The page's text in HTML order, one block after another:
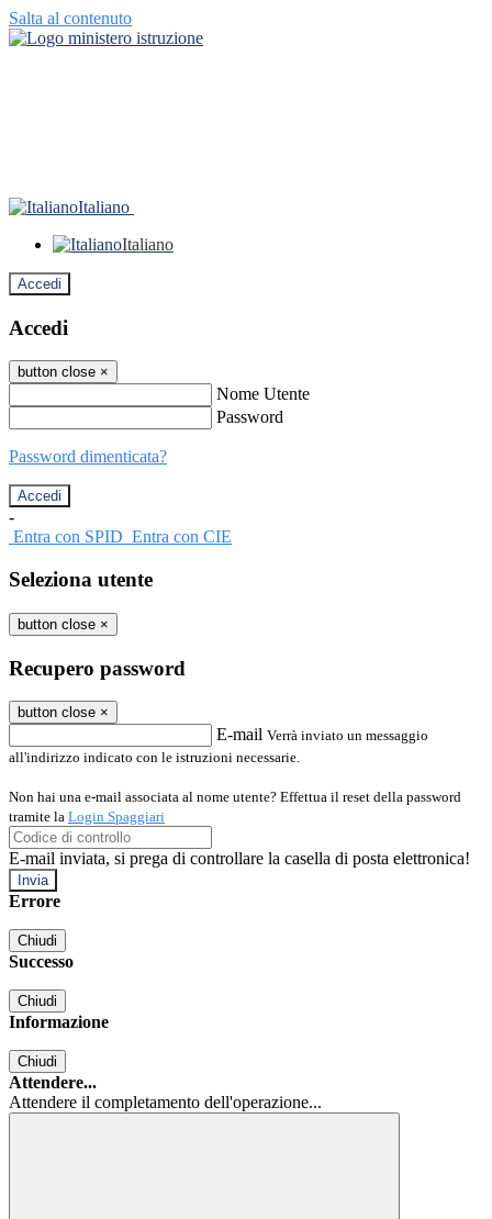
Salta al contenuto
Italiano
Italiano
Accedi
Accedi
button close ×
Nome Utente
Password
Password dimenticata?
-
Entra con SPID Entra con CIE
Seleziona utente
button close ×
Recupero password
button close ×
E-mail Verrà inviato un messaggio
all'indirizzo indicato con le istruzioni necessarie.
Non hai una e-mail associata al nome utente? Effettua il reset della password
tramite la Login Spaggiari
E-mail inviata, si prega di controllare la casella di posta elettronica!
Errore
Chiudi
Successo
Chiudi
Informazione
Chiudi
Attendere...
Attendere il completamento dell'operazione...